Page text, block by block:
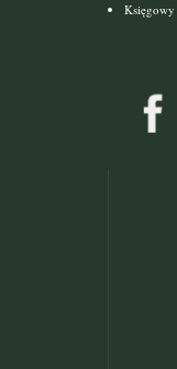
Księgowy